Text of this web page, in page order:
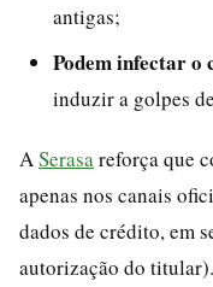
antigas;
Podem infectar o
induzir a golpes
A Serasa reforça que
apenas nos canais
dados de crédito, em
autorização do titular).